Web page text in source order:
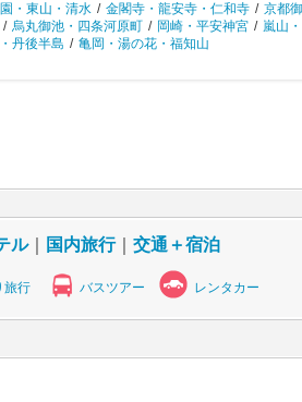
・東山・清水 / 金閣寺・龍安寺・仁和寺 / 京都
/ 烏丸御池・四条河原町 / 岡崎・平安神宮 / 嵐山
丹後半島 / 亀岡・湯の花・福知山
ル｜ 国内旅行｜ 交通＋宿泊
旅行 バスツアー レンタカー